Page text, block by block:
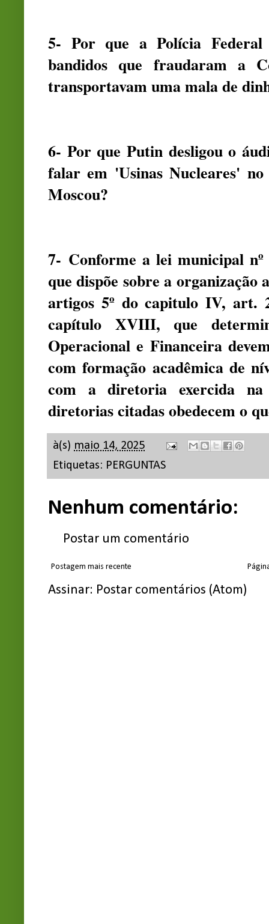
5- Por que a Polícia Federal
bandidos que fraudaram a
transportavam uma mala de
6- Por que Putin desligou o
falar em 'Usinas Nucleares'
Moscou?
7- Conforme a lei municipal
que dispõe sobre a
artigos 5º do capitulo IV,
capítulo XVIII, que
Operacional e Financeira
com formação acadêmica de
com a diretoria exercida na
diretorias citadas obedecem o
à(s) maio 14, 2025
Etiquetas: PERGUNTAS
Nenhum comentário:
Postar um comentário
Postagem mais recente
Assinar: Postar comentários (Atom)